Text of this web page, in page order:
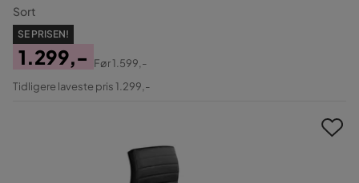
Sort
SE PRISEN!
Pris
1.299,-
Original
Før1.599,-
Tidligere laveste pris 1.299,-